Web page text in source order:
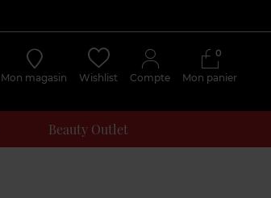
Mon magasin Wishlist Compte Mon panier
0
Beauty Outlet